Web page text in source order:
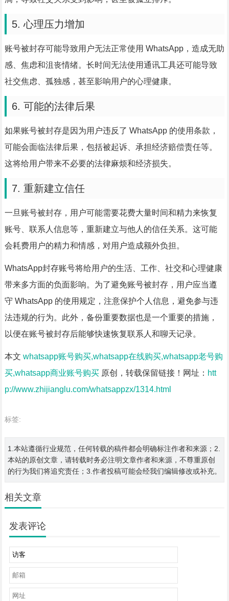
5. 心理压力增加
账号被封存可能导致用户无法正常使用 WhatsApp，造成无助
感、焦虑和沮丧情绪。长时间无法使用通讯工具还可能导致
社交焦虑、孤独感，甚至影响用户的心理健康。
6. 可能的法律后果
如果账号被封存是因为用户违反了 WhatsApp 的使用条款，
可能会面临法律后果，包括被起诉、承担经济赔偿责任等。
这将给用户带来不必要的法律麻烦和经济损失。
7. 重新建立信任
一旦账号被封存，用户可能需要花费大量时间和精力来恢复
账号、联系人信息等，重新建立与他人的信任关系。这可能
会耗费用户的精力和情感，对用户造成额外负担。
WhatsApp封存账号将给用户的生活、工作、社交和心理健康
带来多方面的负面影响。为了避免账号被封存，用户应当遵
守 WhatsApp 的使用规定，注意保护个人信息，避免参与违
法违规的行为。此外，备份重要数据也是一个重要的措施，
以便在账号被封存后能够快速恢复联系人和聊天记录。
本文 whatsapp账号购买,whatsapp在线购买,whatsapp老号购
买,whatsapp商业账号购买原创，转载保留链接！网址： htt
p://www.zhijianglu.com/whatsappzx/1314.html
标签:
1.本站遵循行业规范，任何转载的稿件都会明确标注作者和来源；2.
本站的原创文章，请转载时务必注明文章作者和来源，不尊重原创
的行为我们将追究责任；3.作者投稿可能会经我们编辑修改或补充。
相关文章
发表评论